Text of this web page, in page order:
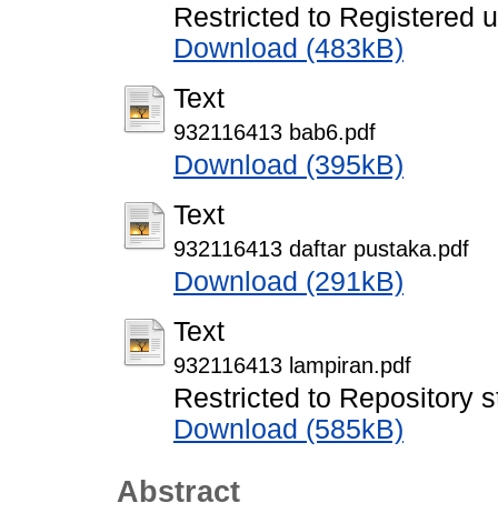
Restricted to Registered
Download (483kB)
Text
932116413 bab6.pdf
Download (395kB)
Text
932116413 daftar pustaka.pdf
Download (291kB)
Text
932116413 lampiran.pdf
Restricted to Repository
Download (585kB)
Abstract